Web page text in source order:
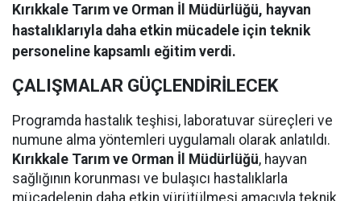
Kırıkkale Tarım ve Orman İl Müdürlüğü, hayvan
hastalıklarıyla daha etkin mücadele için teknik
personeline kapsamlı eğitim verdi.
ÇALIŞMALAR GÜÇLENDİRİLECEK
Programda hastalık teşhisi, laboratuvar süreçleri ve
numune alma yöntemleri uygulamalı olarak anlatıldı.
Kırıkkale Tarım ve Orman İl Müdürlüğü, hayvan
sağlığının korunması ve bulaşıcı hastalıklarla
mücadelenin daha etkin yürütülmesi amacıyla teknik